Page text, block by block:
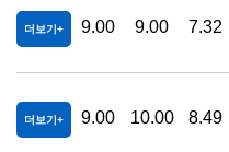
더보기 9.00 9.00 7.32
더보기 9.00 10.00 8.49